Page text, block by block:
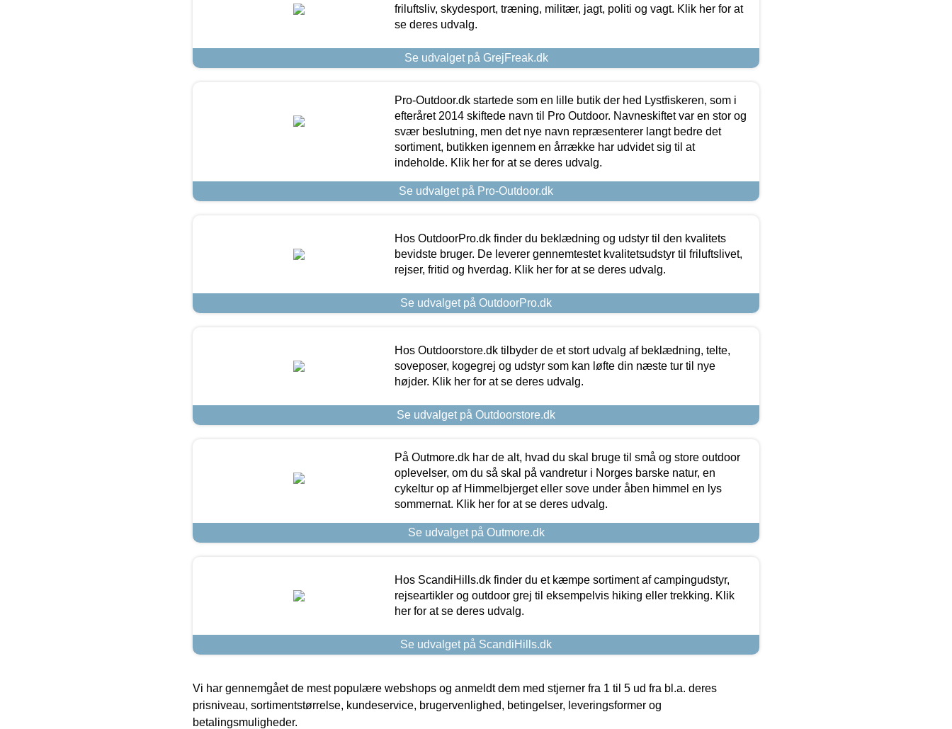
friluftsliv, skydesport, træning, militær, jagt, politi og vagt. Klik her for at
se deres udvalg.
Se udvalget på GrejFreak.dk
Pro-Outdoor.dk startede som en lille butik der hed Lystfiskeren, som i
efteråret 2014 skiftede navn til Pro Outdoor. Navneskiftet var en stor og
svær beslutning, men det nye navn repræsenterer langt bedre det
sortiment, butikken igennem en årrække har udvidet sig til at
indeholde. Klik her for at se deres udvalg.
Se udvalget på Pro-Outdoor.dk
Hos OutdoorPro.dk finder du beklædning og udstyr til den kvalitets
bevidste bruger. De leverer gennemtestet kvalitetsudstyr til friluftslivet,
rejser, fritid og hverdag. Klik her for at se deres udvalg.
Se udvalget på OutdoorPro.dk
Hos Outdoorstore.dk tilbyder de et stort udvalg af beklædning, telte,
soveposer, kogegrej og udstyr som kan løfte din næste tur til nye
højder. Klik her for at se deres udvalg.
Se udvalget på Outdoorstore.dk
På Outmore.dk har de alt, hvad du skal bruge til små og store outdoor
oplevelser, om du så skal på vandretur i Norges barske natur, en
cykeltur op af Himmelbjerget eller sove under åben himmel en lys
sommernat. Klik her for at se deres udvalg.
Se udvalget på Outmore.dk
Hos ScandiHills.dk finder du et kæmpe sortiment af campingudstyr,
rejseartikler og outdoor grej til eksempelvis hiking eller trekking. Klik
her for at se deres udvalg.
Se udvalget på ScandiHills.dk
Vi har gennemgået de mest populære webshops og anmeldt dem med stjerner fra 1 til 5 ud fra bl.a. deres
prisniveau, sortimentstørrelse, kundeservice, brugervenlighed, betingelser, leveringsformer og
betalingsmuligheder.